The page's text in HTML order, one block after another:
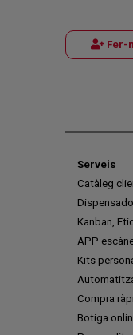
Fer-
Serveis
Catàleg
Kanban,
APP
Kits
Compra
Botiga